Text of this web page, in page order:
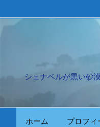
シェナベルが黒い砂
ホーム プロフィ